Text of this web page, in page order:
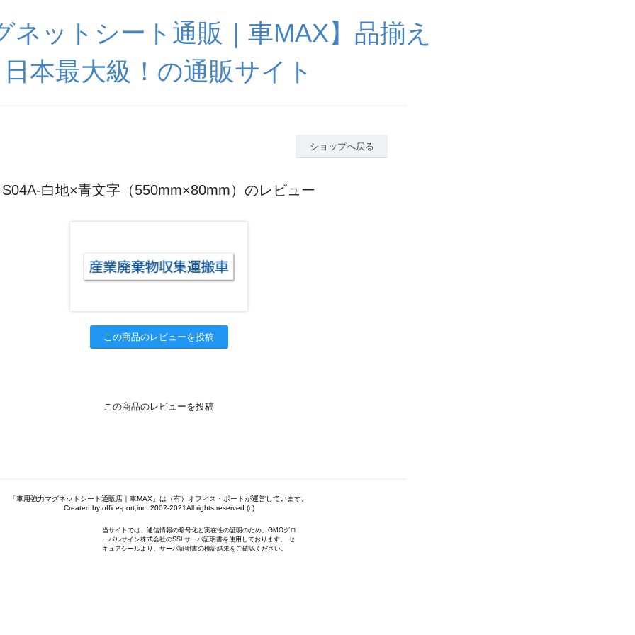
ネットシート通販｜車MAX】品揃え
日本最大級！の通販サイト
ショップへ戻る
S04A-白地×青文字（550mm×80mm）のレビュー
この商品のレビューを投稿
この商品のレビューを投稿
「車用強力マグネットシート通販店｜車MAX」は（有）オフィス・ポートが運営しています。
Created by office-port,inc. 2002-2021All rights reserved.(c)
当サイトでは、通信情報の暗号化と実在性の証明のため、GMOグロ
ーバルサイン株式会社のSSLサーバ証明書を使用しております。 セ
キュアシールより、サーバ証明書の検証結果をご確認ください。